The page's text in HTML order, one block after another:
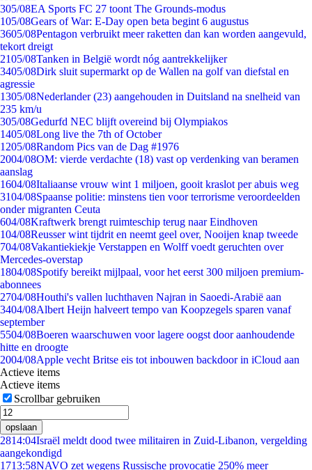
305/08EA Sports FC 27 toont The Grounds-modus
105/08Gears of War: E-Day open beta begint 6 augustus
3605/08Pentagon verbruikt meer raketten dan kan worden aangevuld,
tekort dreigt
2105/08Tanken in België wordt nóg aantrekkelijker
3405/08Dirk sluit supermarkt op de Wallen na golf van diefstal en
agressie
1305/08Nederlander (23) aangehouden in Duitsland na snelheid van
235 km/u
305/08Gedurfd NEC blijft overeind bij Olympiakos
1405/08Long live the 7th of October
1205/08Random Pics van de Dag #1976
2004/08OM: vierde verdachte (18) vast op verdenking van beramen
aanslag
1604/08Italiaanse vrouw wint 1 miljoen, gooit kraslot per abuis weg
3104/08Spaanse politie: minstens tien voor terrorisme veroordeelden
onder migranten Ceuta
604/08Kraftwerk brengt ruimteschip terug naar Eindhoven
104/08Reusser wint tijdrit en neemt geel over, Nooijen knap tweede
704/08Vakantiekiekje Verstappen en Wolff voedt geruchten over
Mercedes-overstap
1804/08Spotify bereikt mijlpaal, voor het eerst 300 miljoen premium-
abonnees
2704/08Houthi's vallen luchthaven Najran in Saoedi-Arabië aan
3404/08Albert Heijn halveert tempo van Koopzegels sparen vanaf
september
5504/08Boeren waarschuwen voor lagere oogst door aanhoudende
hitte en droogte
2004/08Apple vecht Britse eis tot inbouwen backdoor in iCloud aan
Actieve items
Actieve items
Scrollbar gebruiken
opslaan
2814:04Israël meldt dood twee militairen in Zuid-Libanon, vergelding
aangekondigd
1713:58NAVO zet wegens Russische provocatie 250% meer